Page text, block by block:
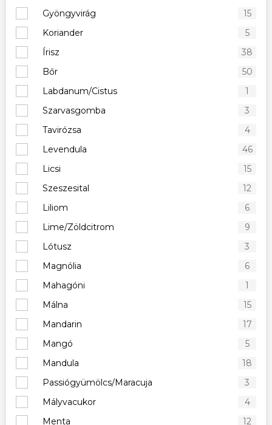
Gyöngyvirág
15
Koriander
5
Írisz
38
Bőr
50
Labdanum/Cistus
1
Szarvasgomba
3
Tavirózsa
4
Levendula
46
Licsi
15
Szeszesital
12
Liliom
6
Lime/Zöldcitrom
9
Lótusz
3
Magnólia
6
Mahagóni
1
Málna
15
Mandarin
17
Mangó
5
Mandula
18
Passiógyümölcs/Maracuja
3
Mályvacukor
4
Menta
12